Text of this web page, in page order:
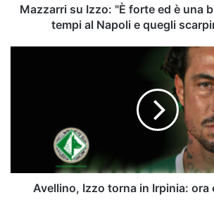
persona".
Mazzarri su Izzo: "È forte ed è una
tempi al Napoli e quegli
Avellino, Izzo torna in Irpinia: ora